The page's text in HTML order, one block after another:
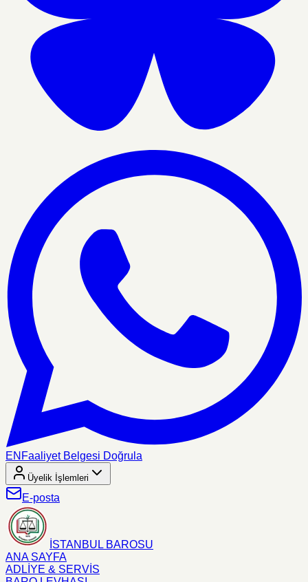
EN Faaliyet Belgesi Doğrula
Üyelik İşlemleri
E-posta
İSTANBUL BAROSU
ANA SAYFA
ADLİYE & SERVİS